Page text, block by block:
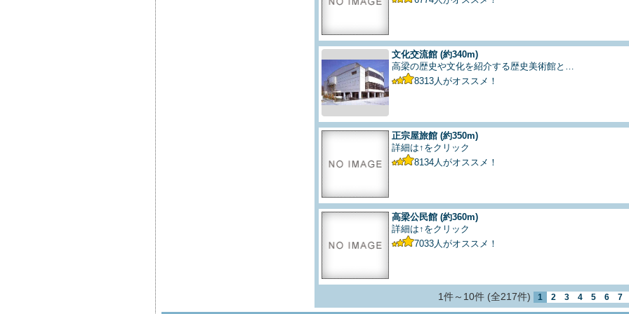
文化交流館 (約340m)
高梁の歴史や文化を紹介する歴史美術館と…
8313 人がオススメ！
正宗屋旅館 (約350m)
詳細は↑をクリック
8134 人がオススメ！
高梁公民館 (約360m)
詳細は↑をクリック
7033 人がオススメ！
1件～10件 (全217件) 1 2 3 4 5 6 7